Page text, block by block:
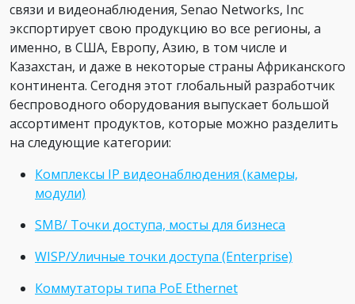
связи и видеонаблюдения, Senao Networks, Inc
экспортирует свою продукцию во все регионы, а
именно, в США, Европу, Азию, в том числе и
Казахстан, и даже в некоторые страны Африканского
континента. Сегодня этот глобальный разработчик
беспроводного оборудования выпускает большой
ассортимент продуктов, которые можно разделить
на следующие категории:
Комплексы IP видеонаблюдения (камеры,
модули)
SMB/ Точки доступа, мосты для бизнеса
WISP/Уличные точки доступа (Enterprise)
Коммутаторы типа PoE Ethernet